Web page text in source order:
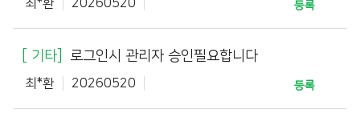
최*환 등록
20260520
기타 로그인시 관리자 승인필요합니다
최*환 등록
20260520